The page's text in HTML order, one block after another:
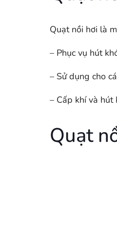
Quạt nồi hơi là
– Phục vụ hút
– Sử dụng cho
– Cấp khí và
Quạt